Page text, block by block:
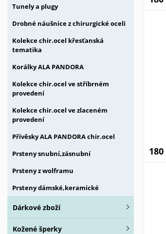
Tunely a plugy
Drobné náušnice z chirurgické oceli
Kolekce chir.ocel křesťanská
tematika
Korálky ALA PANDORA
Kolekce chir.ocel ve stříbrném
provedení
Kolekce chir.ocel ve zlaceném
provedení
Přívěsky ALA PANDORA chir.ocel
Prsteny snubní,zásnubní
Prsteny z wolframu
Prsteny dámské,keramické
Dárkové zboží
Kožené šperky
180